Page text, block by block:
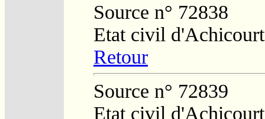
Source n° 72838
Etat civil d'Achicourt
Retour
Source n° 72839
Etat civil d'Achicourt